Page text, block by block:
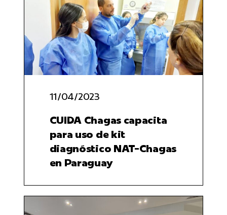
11/04/2023
CUIDA Chagas capacita
para uso de kit
diagnóstico NAT-Chagas
en Paraguay